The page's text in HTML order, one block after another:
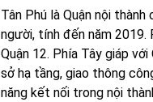
Tân Phú là Quận nội
người, tính đến năm 2019.
Quận 12. Phía Tây giáp
sở hạ tầng, giao thông
năng kết nối trong nội